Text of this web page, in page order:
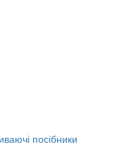
посібники